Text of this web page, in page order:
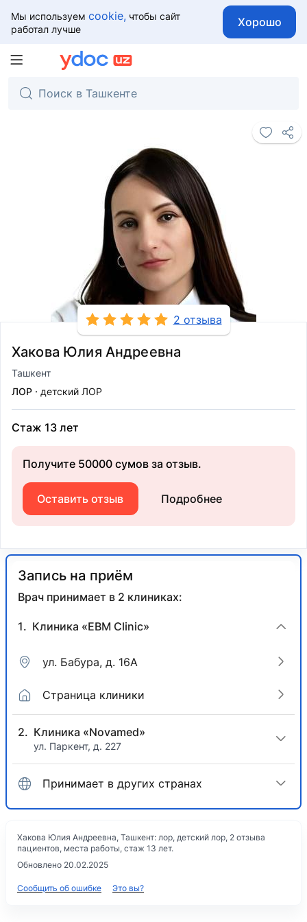
Мы используем cookie, чтобы сайт
работал лучше
Хорошо
2 отзыва
Хакова Юлия Андреевна
Ташкент
ЛОР
детский ЛОР
Стаж 13 лет
Получите 50000 сумов за отзыв.
Оставить отзыв Подробнее
Запись на приём
Врач принимает в 2 клиниках:
Клиника «EBM Clinic»
ул. Бабура, д. 16А
Страница клиники
Клиника «Novamed»
ул. Паркент, д. 227
Принимает в других странах
Хакова Юлия Андреевна, Ташкент: лор, детский лор, 2 отзыва
пациентов, места работы, стаж 13 лет.
Обновлено 20.02.2025
Сообщить об ошибке Это вы?